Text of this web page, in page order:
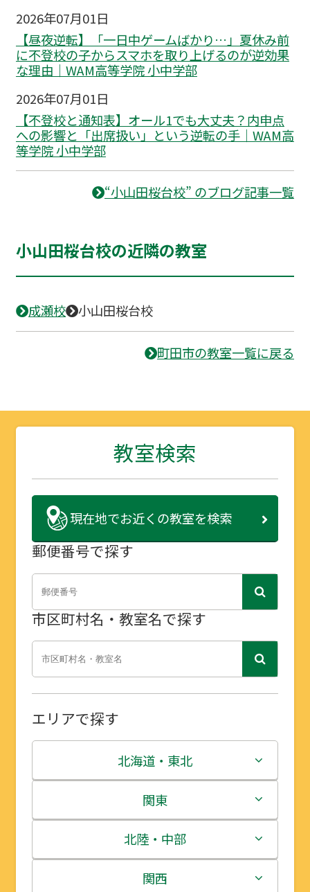
2026年07月01日
【昼夜逆転】「一日中ゲームばかり…」夏休み前
に不登校の子からスマホを取り上げるのが逆効果
な理由｜WAM高等学院 小中学部
2026年07月01日
【不登校と通知表】オール1でも大丈夫？内申点
への影響と「出席扱い」という逆転の手｜WAM高
等学院 小中学部
“小山田桜台校” のブログ記事一覧
小山田桜台校の近隣の教室
成瀬校 小山田桜台校
町田市の教室一覧に戻る
教室検索
現在地でお近くの教室を検索
郵便番号で探す
市区町村名・教室名で探す
エリアで探す
北海道・東北
北海道
青森県
岩手県
関東
茨城県
栃木県
北陸・中部
新潟県
関西